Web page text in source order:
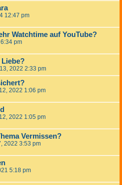
12:47 pm
Watchtime auf YouTube?
pm
Liebe?
2022 2:33 pm
2022 1:06 pm
2022 1:05 pm
Vermissen?
2022 3:53 pm
5:18 pm